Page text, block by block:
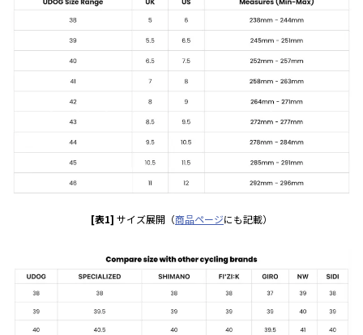
[表1] サイズ展開（商品ページにも記載）